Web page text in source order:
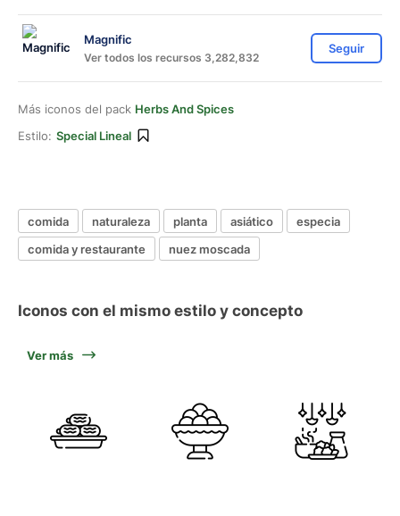
Magnific
Ver todos los recursos 3,282,832
Seguir
Más iconos del pack Herbs And Spices
Estilo: Special Lineal
comida naturaleza planta asiático
especia
comida y restaurante
nuez moscada
Iconos con el mismo estilo y concepto
Ver más